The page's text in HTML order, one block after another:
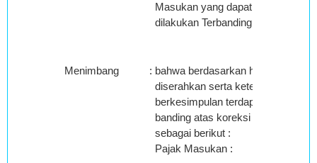
Masukan yang dapat
dilakukan Terbanding;
Menimbang : bahwa berdasarkan hasil
diserahkan serta keterangan
berkesimpulan terdapat cukup
banding atas koreksi Kredit Pajak
sebagai berikut :
Pajak Masukan :